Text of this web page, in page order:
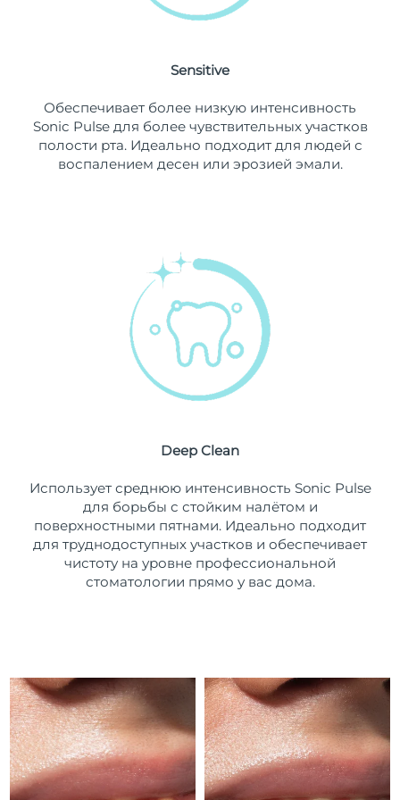
Sensitive
Обеспечивает более низкую интенсивность
Sonic Pulse для более чувствительных участков
полости рта. Идеально подходит для людей с
воспалением десен или эрозией эмали.
Deep Clean
Использует среднюю интенсивность Sonic Pulse
для борьбы с стойким налётом и
поверхностными пятнами. Идеально подходит
для труднодоступных участков и обеспечивает
чистоту на уровне профессиональной
стоматологии прямо у вас дома.
Новая Зеландия
8/11/26
Норвегия
Ожидаемая дата доставки
8/11/26
Ожидаемая дата доставки
Ожидаемая дата доставки
Ожидаемая дата доставки
Катар
8/12/26
Реюньон
Ожидаемая дата доставки
8/16/26
Румыния
Ожидаемая дата доставки
Саудовская Аравия
Ожидаемая дата доставки
8/12/26
Сингапур
Ожидаемая дата доставки
8/13/26
Ожидаемая дата доставки